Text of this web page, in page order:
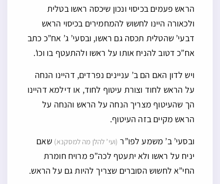
הראש פעמים בכיסוי ונכון שיכסה ראשו בטלית
ולכאורה היינו לחשוש להמחמירים בכיסוי הראש
דבעי’ שהטלית תכסה גם ראשו, ובסעי’ ג’ אח”כ כתב
אח”כ דטוב להניח אותו על ראשו ולהתעטף בו וכו’.
ויש לדון האם הם ב’ עניינים נפרדים, דהיינו הנחה
על הראש לחוד וצורת עיטוף לחוד, או דילמא דהיינו
הך שהעיטוף מצריך הנחה על הראש והנחה על
הראש מקיים בזה העיטוף.
ובסעי’ ב’ משמע לפו”ר (ועי’ להלן מה למסקנא) שאם
יניח על ראשו ולא יתעטף לכה”פ מרויח חומרת
החי”א לחשוש הסוברים שצריך להיות גם על הראש.